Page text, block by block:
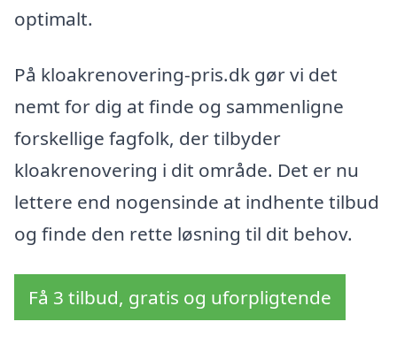
optimalt.
På kloakrenovering-pris.dk gør vi det
nemt for dig at finde og sammenligne
forskellige fagfolk, der tilbyder
kloakrenovering i dit område. Det er nu
lettere end nogensinde at indhente tilbud
og finde den rette løsning til dit behov.
Få 3 tilbud, gratis og uforpligtende